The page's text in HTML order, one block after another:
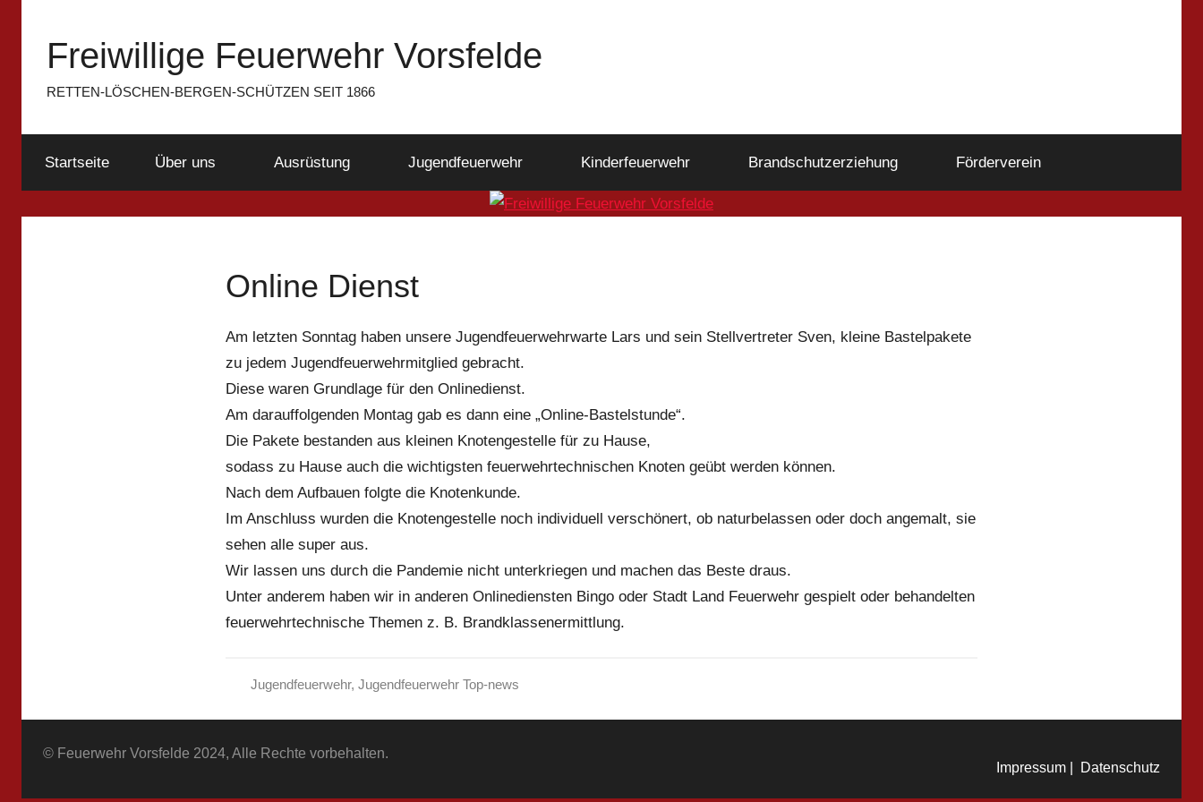
springen
Freiwillige Feuerwehr Vorsfelde
RETTEN-LÖSCHEN-BERGEN-SCHÜTZEN SEIT 1866
Startseite Über uns Ausrüstung Jugendfeuerwehr Kinderfeuerwehr Brandschutzerziehung Förderverein
Online Dienst
Am letzten Sonntag haben unsere Jugendfeuerwehrwarte Lars und sein Stellvertreter Sven, kleine Bastelpakete
zu jedem Jugendfeuerwehrmitglied gebracht.
Diese waren Grundlage für den Onlinedienst.
Am darauffolgenden Montag gab es dann eine „Online-Bastelstunde“.
Die Pakete bestanden aus kleinen Knotengestelle für zu Hause,
sodass zu Hause auch die wichtigsten feuerwehrtechnischen Knoten geübt werden können.
Nach dem Aufbauen folgte die Knotenkunde.
Im Anschluss wurden die Knotengestelle noch individuell verschönert, ob naturbelassen oder doch angemalt, sie
sehen alle super aus.
Wir lassen uns durch die Pandemie nicht unterkriegen und machen das Beste draus.
Unter anderem haben wir in anderen Onlinediensten Bingo oder Stadt Land Feuerwehr gespielt oder behandelten
feuerwehrtechnische Themen z. B. Brandklassenermittlung.
Jugendfeuerwehr, Jugendfeuerwehr Top-news
© Feuerwehr Vorsfelde 2024, Alle Rechte vorbehalten.
Datenschutz
Impressum |